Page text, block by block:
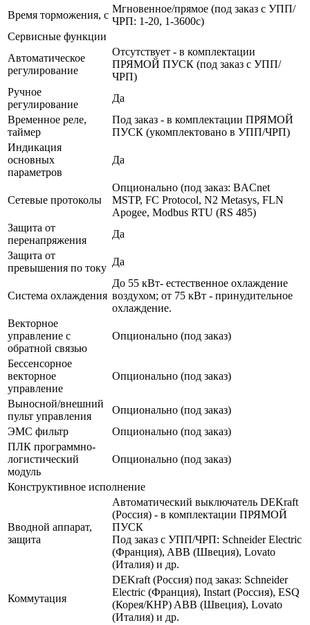
Время торможения, с
Мгновенное/прямое (под заказ с УПП/
ЧРП: 1-20, 1-3600с)
Сервисные функции
Автоматическое
регулирование
Отсутствует - в комплектации
ПРЯМОЙ ПУСК (под заказ с УПП/
ЧРП)
Ручное
регулирование
Да
Временное реле,
таймер
Под заказ - в комплектации ПРЯМОЙ
ПУСК (укомплектовано в УПП/ЧРП)
Индикация
основных
параметров
Да
Сетевые протоколы
Опционально (под заказ: BACnet
MSTP, FC Protocol, N2 Metasys, FLN
Apogee, Modbus RTU (RS 485)
Защита от
перенапряжения
Да
Защита от
превышения по току
Да
Система охлаждения
До 55 кВт- естественное охлаждение
воздухом; от 75 кВт - принудительное
охлаждение.
Векторное
управление с
обратной связью
Опционально (под заказ)
Бессенсорное
векторное
управление
Опционально (под заказ)
Выносной/внешний
пульт управления
Опционально (под заказ)
ЭМС фильтр
Опционально (под заказ)
ПЛК программно-
логистический
модуль
Опционально (под заказ)
Конструктивное исполнение
Вводной аппарат,
защита
Автоматический выключатель DEKraft
(Россия) - в комплектации ПРЯМОЙ
ПУСК
Под заказ с УПП/ЧРП: Schneider Electric
(Франция), ABB (Швеция), Lovato
(Италия) и др.
Коммутация
DEKraft (Россия) под заказ: Schneider
Electric (Франция), Instart (Россия), ESQ
(Корея/КНР) ABB (Швеция), Lovato
(Италия) и др.